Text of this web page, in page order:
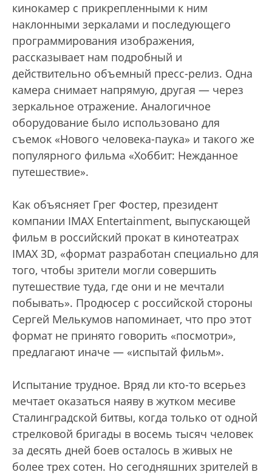
кинокамер с прикрепленными к ним
наклонными зеркалами и последующего
программирования изображения,
рассказывает нам подробный и
действительно объемный пресс-релиз. Одна
камера снимает напрямую, другая — через
зеркальное отражение. Аналогичное
оборудование было использовано для
съемок «Нового человека-паука» и такого же
популярного фильма «Хоббит: Нежданное
путешествие».
Как объясняет Грег Фостер, президент
компании IMAX Entertainment, выпускающей
фильм в российский прокат в кинотеатрах
IMAX 3D, «формат разработан специально для
того, чтобы зрители могли совершить
путешествие туда, где они и не мечтали
побывать». Продюсер с российской стороны
Сергей Мелькумов напоминает, что про этот
формат не принято говорить «посмотри»,
предлагают иначе — «испытай фильм».
Испытание трудное. Вряд ли кто-то всерьез
мечтает оказаться наяву в жутком месиве
Сталинградской битвы, когда только от одной
стрелковой бригады в восемь тысяч человек
за десять дней боев осталось в живых не
более трех сотен. Но сегодняшних зрителей в